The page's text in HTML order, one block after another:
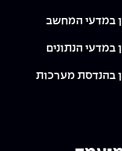
במדעי המחשב
במדעי הנתונים
בהנדסת מערכות